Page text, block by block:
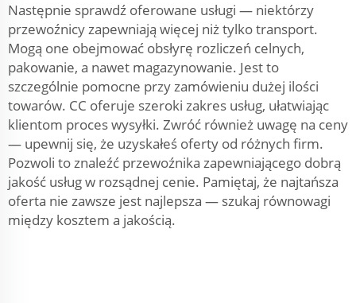
Następnie sprawdź oferowane usługi — niektórzy
przewoźnicy zapewniają więcej niż tylko transport.
Mogą one obejmować obsłугę rozliczeń celnych,
pakowanie, a nawet magazynowanie. Jest to
szczególnie pomocne przy zamówieniu dużej ilości
towarów. CC oferuje szeroki zakres usług, ułatwiając
klientom proces wysyłki. Zwróć również uwagę na ceny
— upewnij się, że uzyskałeś oferty od różnych firm.
Pozwoli to znaleźć przewoźnika zapewniającego dobrą
jakość usług w rozsądnej cenie. Pamiętaj, że najtańsza
oferta nie zawsze jest najlepsza — szukaj równowagi
między kosztem a jakością.